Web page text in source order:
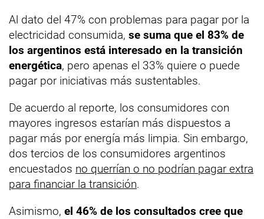
Al dato del 47% con problemas para pagar por la
electricidad consumida, se suma que el 83% de
los argentinos está interesado en la transición
energética, pero apenas el 33% quiere o puede
pagar por iniciativas más sustentables.
De acuerdo al reporte, los consumidores con
mayores ingresos estarían más dispuestos a
pagar más por energía más limpia. Sin embargo,
dos tercios de los consumidores argentinos
encuestados no querrían o no podrían pagar extra
para financiar la transición.
Asimismo, el 46% de los consultados cree que